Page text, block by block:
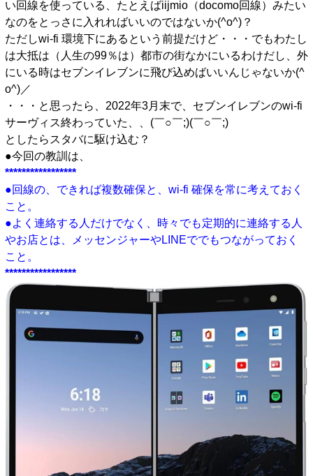
い回線を使っている、たとえばiijmio（docomo回線）みたい
なのをとっさに入れればいいのではないか(^o^)？
ただしwi-fi 環境下にあるという前提だけど・・・でもわたし
は大抵は（人生の99％は）都市の街なかにいるわけだし、外
にいる時はセブンイレブンに飛び込めばいいんじゃないか(^
o^)／
・・・と思ったら、2022年3月末で、セブンイレブンのwi-fi
サーヴィス終わっていた、、(￣○￣;)(￣○￣;)
としたらスタバに駆け込む？
●今回の教訓は、
*****************
●回線の、できれば複数確保と、wi-fi 確保を常に考えておく
こと。
●よく連絡する人だけでなく、時々でも定期的に連絡する人
やお店とは、メッセンジャーやLINEででもつながっておく
こと。
*****************